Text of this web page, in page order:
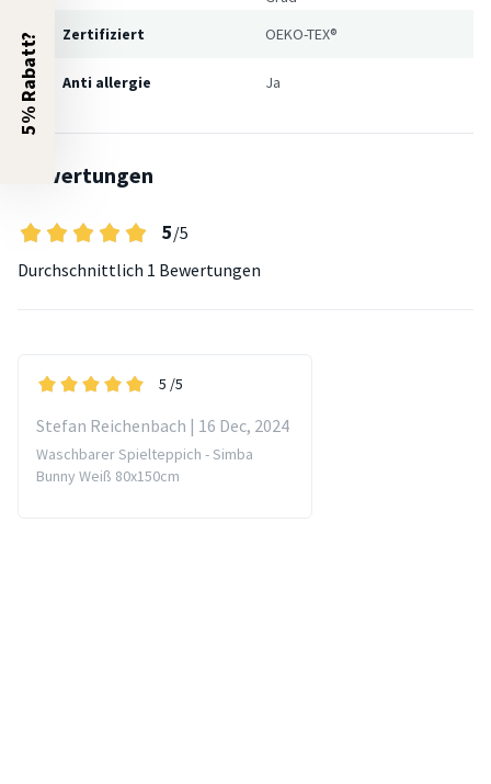
Zertifiziert
OEKO-TEX®
Anti allergie Ja
Bewertungen
5/5
Durchschnittlich 1 Bewertungen
5 /5
Stefan Reichenbach | 16 Dec, 2024
Waschbarer Spielteppich - Simba
Bunny Weiß 80x150cm
5% Rabatt?